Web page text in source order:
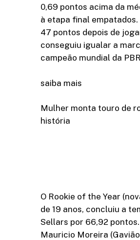
0,69 pontos acima da
à etapa final
47 pontos depois de
conseguiu igualar a
campeão mundial da
saiba mais
Mulher monta touro de
história
O Rookie of the Year
de 19 anos, concluiu a
Sellars por 66,92
Mauricio Moreira